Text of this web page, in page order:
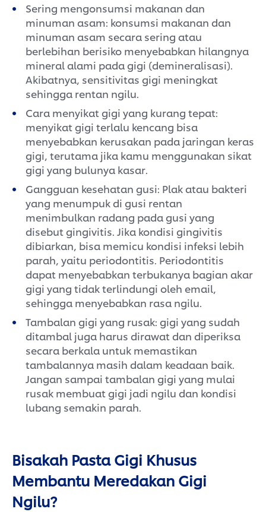
Sering mengonsumsi makanan dan
minuman asam: konsumsi makanan dan
minuman asam secara sering atau
berlebihan berisiko menyebabkan hilangnya
mineral alami pada gigi (demineralisasi).
Akibatnya, sensitivitas gigi meningkat
sehingga rentan ngilu.
Cara menyikat gigi yang kurang tepat:
menyikat gigi terlalu kencang bisa
menyebabkan kerusakan pada jaringan keras
gigi, terutama jika kamu menggunakan sikat
gigi yang bulunya kasar.
Gangguan kesehatan gusi: Plak atau bakteri
yang menumpuk di gusi rentan
menimbulkan radang pada gusi yang
disebut gingivitis. Jika kondisi gingivitis
dibiarkan, bisa memicu kondisi infeksi lebih
parah, yaitu periodontitis. Periodontitis
dapat menyebabkan terbukanya bagian akar
gigi yang tidak terlindungi oleh email,
sehingga menyebabkan rasa ngilu.
Tambalan gigi yang rusak: gigi yang sudah
ditambal juga harus dirawat dan diperiksa
secara berkala untuk memastikan
tambalannya masih dalam keadaan baik.
Jangan sampai tambalan gigi yang mulai
rusak membuat gigi jadi ngilu dan kondisi
lubang semakin parah.
Bisakah Pasta Gigi Khusus
Membantu Meredakan Gigi
Ngilu?